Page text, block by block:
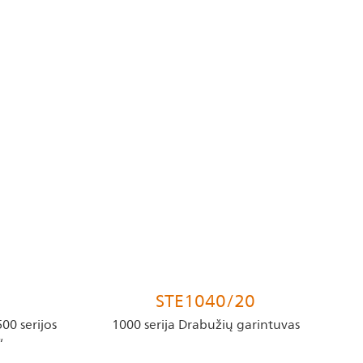
serijos
STE1040/20
1000 serija Drabužių garintuvas